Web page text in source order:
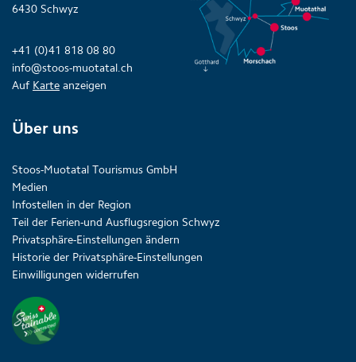
6430 Schwyz
+41 (0)41 818 08 80
info@stoos-muotatal.ch
Auf Karte anzeigen
Über uns
Stoos-Muotatal Tourismus GmbH
Medien
Infostellen in der Region
Teil der Ferien-und Ausflugsregion Schwyz
Privatsphäre-Einstellungen ändern
Historie der Privatsphäre-Einstellungen
Einwilligungen widerrufen